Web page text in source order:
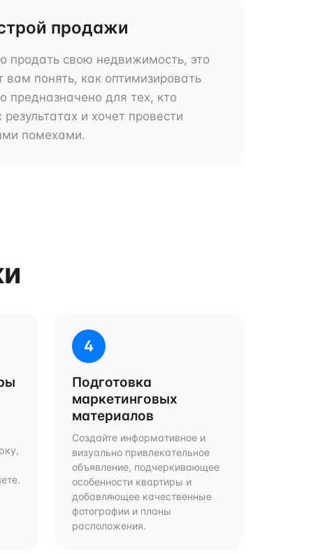
продажи
продать свою недвижимость, это
вам понять, как оптимизировать
предназначено для тех, кто
и хочет провести
помехами.
4
Подготовка
маркетинговых
материалов
Создайте информативное и
визуально привлекательное
объявление, подчеркивающее
особенности квартиры и
добавляющее качественные
фотографии и планы
расположения.